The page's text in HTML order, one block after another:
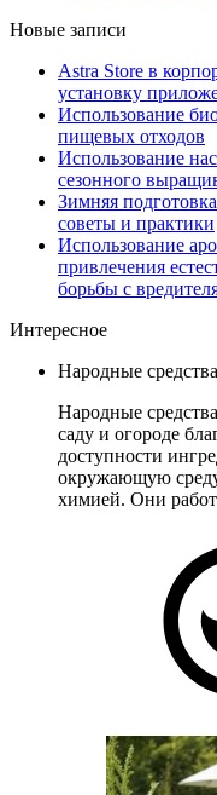
Новые записи
Astra Store в
установку
Использование
пищевых отходов
Использование
сезонного
Зимняя
советы и практики
Использование
привлечения
борьбы с
Интересное
Народные
Народные
саду и огороде
доступности
окружающую
химией. Они